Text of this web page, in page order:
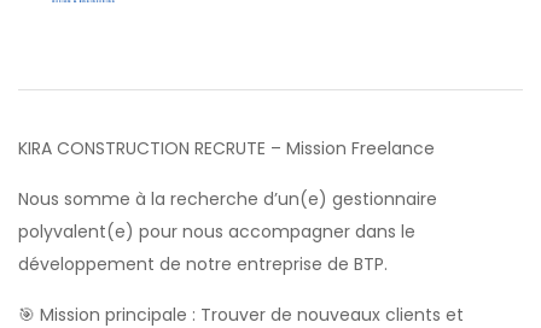
KIRA CONSTRUCTION RECRUTE – Mission Freelance
Nous somme à la recherche d’un(e) gestionnaire
polyvalent(e) pour nous accompagner dans le
développement de notre entreprise de BTP.
🎯 Mission principale : Trouver de nouveaux clients et